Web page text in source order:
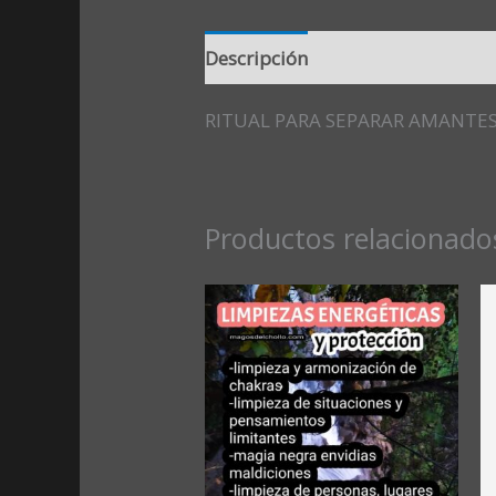
Descripción
RITUAL PARA SEPARAR
Productos